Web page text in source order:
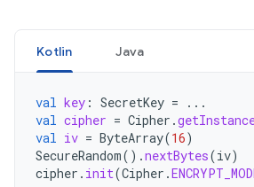
Kotlin Java
val key : SecretKey =
...
val cipher = Cipher .
val iv = ByteArray(16)
SecureRandom().nextBytes(iv)
cipher . init(Cipher .